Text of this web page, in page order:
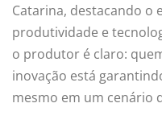
Catarina, destacando o
produtividade e
o produtor é claro:
inovação está
mesmo em um cenário